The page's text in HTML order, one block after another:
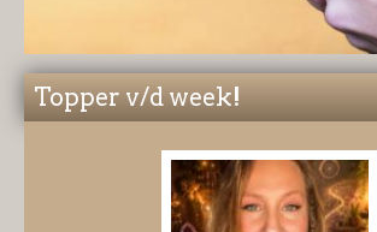
Topper v/d week!